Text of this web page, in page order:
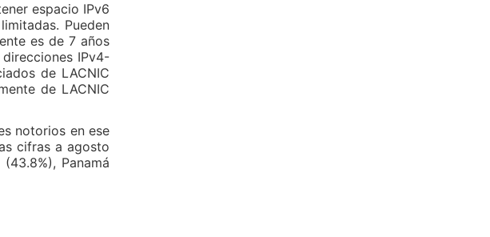
espacio IPv6
Pueden
es de 7 años
IPv4-
de LACNIC
de LACNIC
notorios en ese
cifras a agosto
Panamá